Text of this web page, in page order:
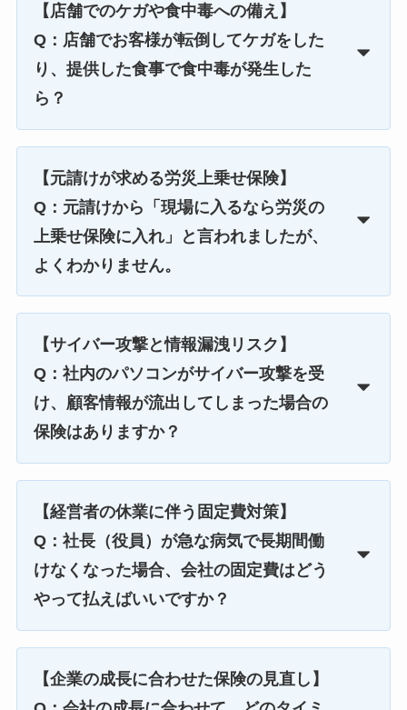
【店舗でのケガや食中毒への備え】
Q：店舗でお客様が転倒してケガをした
り、提供した食事で食中毒が発生した
ら？
【元請けが求める労災上乗せ保険】
Q：元請けから「現場に入るなら労災の
上乗せ保険に入れ」と言われましたが、
よくわかりません。
【サイバー攻撃と情報漏洩リスク】
Q：社内のパソコンがサイバー攻撃を受
け、顧客情報が流出してしまった場合の
保険はありますか？
【経営者の休業に伴う固定費対策】
Q：社長（役員）が急な病気で長期間働
けなくなった場合、会社の固定費はどう
やって払えばいいですか？
【企業の成長に合わせた保険の見直し】